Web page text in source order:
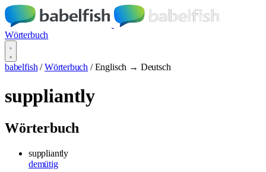
Wörterbuch
babelfish / Wörterbuch / Englisch → Deutsch
suppliantly
Wörterbuch
suppliantly
demütig